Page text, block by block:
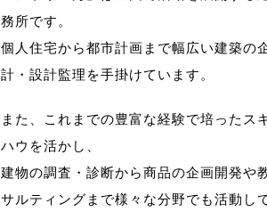
務所です。
個人住宅から都市計画まで幅広い建築の
計・設計監理を手掛けています。
また、これまでの豊富な経験で培ったス
ハウを活かし、
建物の調査・診断から商品の企画開発や
サルティングまで様々な分野でも活動し